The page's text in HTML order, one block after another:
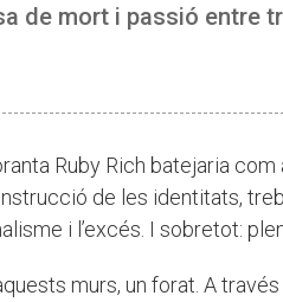
de mort i passió entre
Ruby Rich batejaria com
de les identitats,
i l’excés. I sobretot:
murs, un forat. A